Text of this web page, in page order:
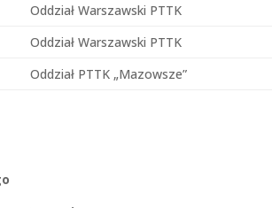
Oddział Warszawski PTTK
Oddział Warszawski PTTK
Oddział PTTK „Mazowsze”